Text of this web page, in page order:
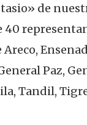
de
40
Paz,
Tandil,